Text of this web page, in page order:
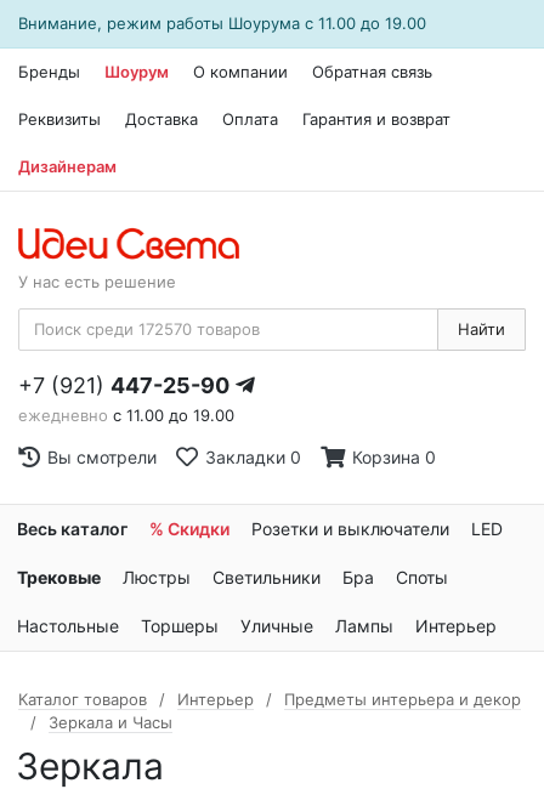
Внимание, режим работы Шоурума с 11.00 до 19.00
Бренды Шоурум О компании Обратная связь
Реквизиты Доставка Оплата Гарантия и возврат
Дизайнерам
У нас есть решение
Найти
+7 (921) 447-25-90
ежедневно с 11.00 до 19.00
Вы смотрели Закладки 0 Корзина 0
Весь каталог % Скидки Розетки и выключатели LED
Трековые Люстры Светильники Бра Споты
Настольные Торшеры Уличные Лампы Интерьер
Каталог товаров Интерьер
Предметы интерьера и декор
Зеркала и Часы
Зеркала